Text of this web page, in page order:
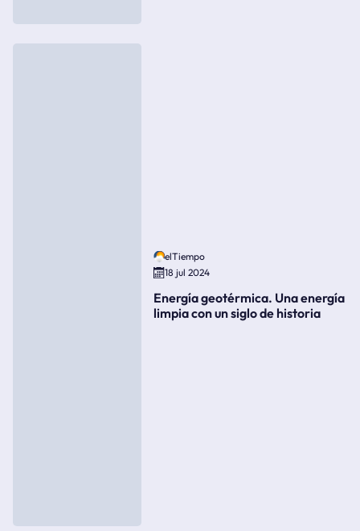
elTiempo
18 jul 2024
Energía geotérmica. Una energía
limpia con un siglo de historia